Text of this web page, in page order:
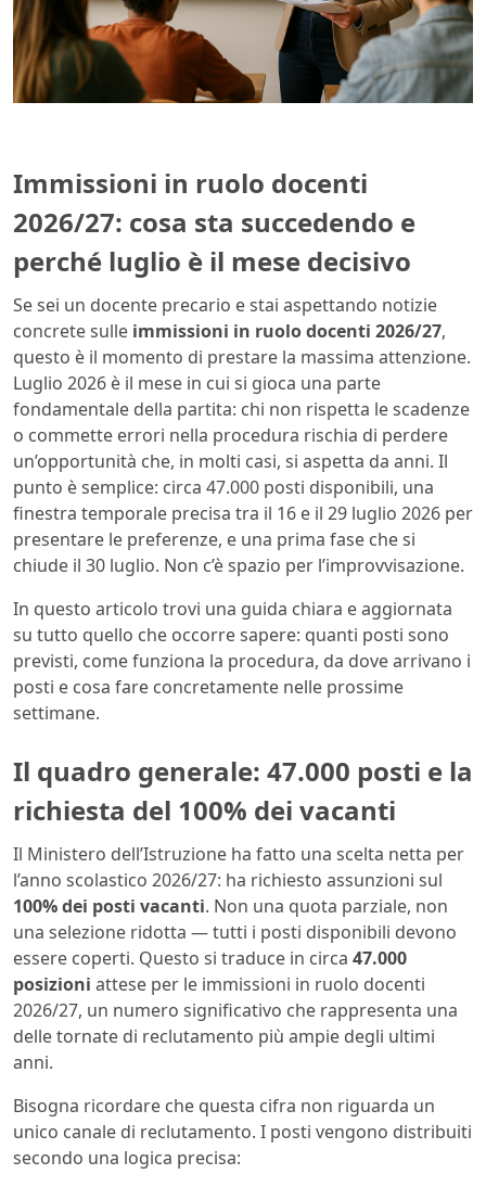
Immissioni in ruolo docenti
2026/27: cosa sta succedendo e
perché luglio è il mese decisivo
Se sei un docente precario e stai aspettando notizie
concrete sulle immissioni in ruolo docenti 2026/27,
questo è il momento di prestare la massima attenzione.
Luglio 2026 è il mese in cui si gioca una parte
fondamentale della partita: chi non rispetta le scadenze
o commette errori nella procedura rischia di perdere
un’opportunità che, in molti casi, si aspetta da anni. Il
punto è semplice: circa 47.000 posti disponibili, una
finestra temporale precisa tra il 16 e il 29 luglio 2026 per
presentare le preferenze, e una prima fase che si
chiude il 30 luglio. Non c’è spazio per l’improvvisazione.
In questo articolo trovi una guida chiara e aggiornata
su tutto quello che occorre sapere: quanti posti sono
previsti, come funziona la procedura, da dove arrivano i
posti e cosa fare concretamente nelle prossime
settimane.
Il quadro generale: 47.000 posti e la
richiesta del 100% dei vacanti
Il Ministero dell’Istruzione ha fatto una scelta netta per
l’anno scolastico 2026/27: ha richiesto assunzioni sul
100% dei posti vacanti. Non una quota parziale, non
una selezione ridotta — tutti i posti disponibili devono
essere coperti. Questo si traduce in circa 47.000
posizioni attese per le immissioni in ruolo docenti
2026/27, un numero significativo che rappresenta una
delle tornate di reclutamento più ampie degli ultimi
anni.
Bisogna ricordare che questa cifra non riguarda un
unico canale di reclutamento. I posti vengono distribuiti
secondo una logica precisa: